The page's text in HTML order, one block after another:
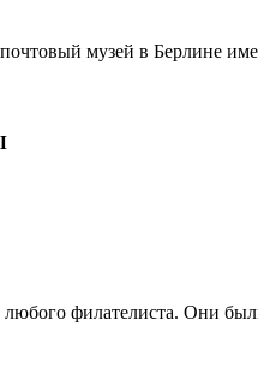
музей в Берлине
филателиста. Они